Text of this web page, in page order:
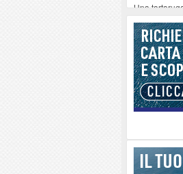
Una
Furgone in
Campo:
A Carpani si